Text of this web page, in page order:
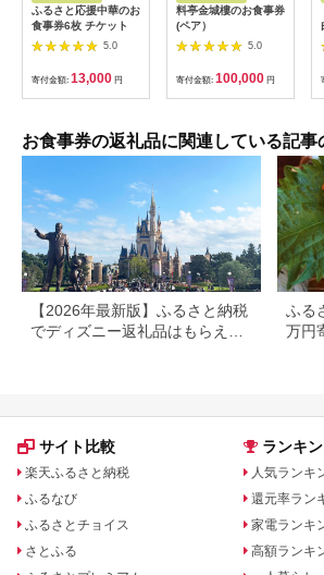
ふるさと応援中華のお
食事券6枚 チケット
5.0
寄付金額: 13,000 円
料亭金城樓のお食事券
(ペア）
5.0
寄付金額: 100,000 円
お食事券の返礼品に関連している記事
【2026年最新版】ふるさと納税
でディズニー返礼品はもらえ
ふる
万円
サイト比較
楽天ふるさと納税
ふるなび
ふるさとチョイス
さとふる
ランキ
人気ランキ
還元率ラン
家電ランキ
高額ランキ